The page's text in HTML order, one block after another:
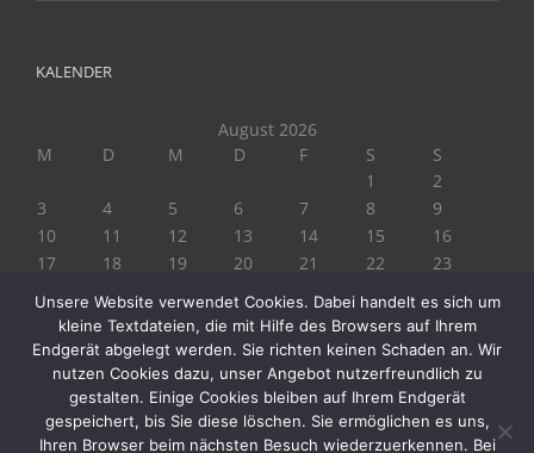
KALENDER
August 2026
M
D M D F S
S
1
2
3
4 5 6 7 8
9
10
11 12 13 14 15
16
17
18 19 20 21 22
23
24
25 27 28
« Juli
Unsere Website verwendet Cookies. Dabei handelt es sich um
kleine Textdateien, die mit Hilfe des Browsers auf Ihrem
Endgerät abgelegt werden. Sie richten keinen Schaden an. Wir
nutzen Cookies dazu, unser Angebot nutzerfreundlich zu
gestalten. Einige Cookies bleiben auf Ihrem Endgerät
gespeichert, bis Sie diese löschen. Sie ermöglichen es uns,
Ihren Browser beim nächsten Besuch wiederzuerkennen. Bei